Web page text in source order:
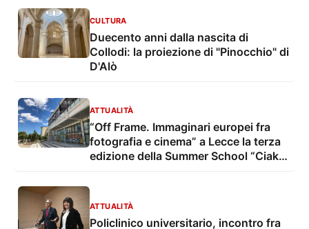
CULTURA
Duecento anni dalla nascita di
Collodi: la proiezione di "Pinocchio" di
D'Alò
ATTUALITÀ
“Off Frame. Immaginari europei fra
fotografia e cinema” a Lecce la terza
edizione della Summer School “Ciak-
ATTUALITÀ
Policlinico universitario, incontro fra